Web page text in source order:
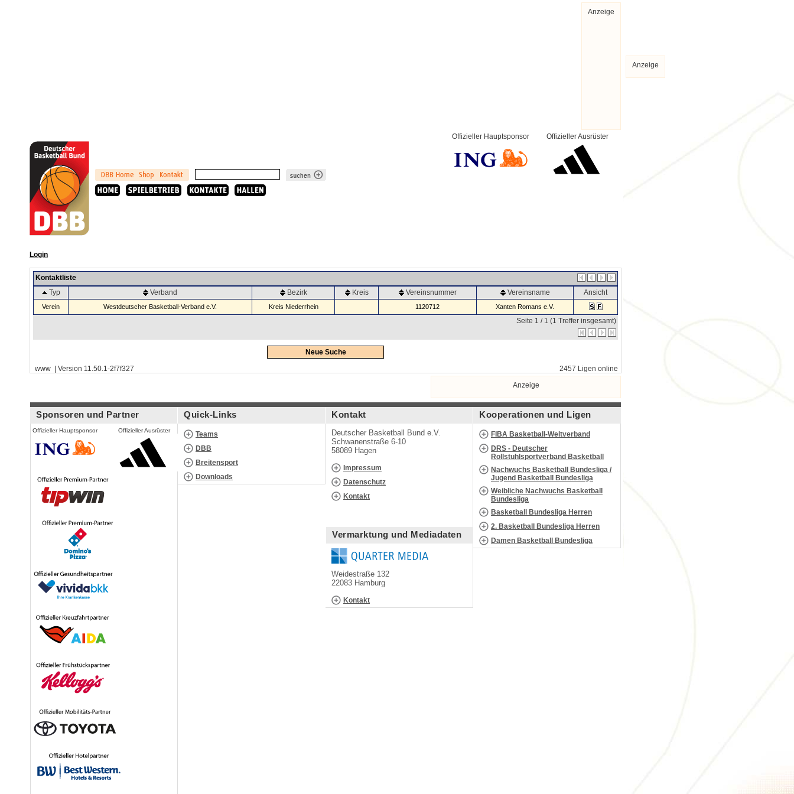
Anzeige
Offizieller Ausrüster
Offizieller Hauptsponsor
Login
Kontaktliste
Typ
Verband Bezirk Kreis Vereinsnummer Vereinsname Ansicht
Verein Westdeutscher Basketball-Verband e.V. Kreis Niederrhein 1120712 Xanten Romans e.V.
Seite 1 / 1 (1 Treffer insgesamt)
Neue Suche
www | Version 11.50.1-2f7f327
2457 Ligen online
Anzeige
Sponsoren und Partner
Offizieller Hauptsponsor Offizieller Ausrüster
Quick-Links
Teams
DBB
Breitensport
Downloads
Kontakt
Deutscher Basketball Bund e.V.
Schwanenstraße 6-10
58089 Hagen
Impressum
Datenschutz
Kontakt
Vermarktung und Mediadaten
Weidestraße 132
22083 Hamburg
Kontakt
Kooperationen und Ligen
FIBA Basketball-Weltverband
DRS - Deutscher
Rollstuhlsportverband Basketball
Nachwuchs Basketball Bundesliga /
Jugend Basketball Bundesliga
Weibliche Nachwuchs Basketball
Bundesliga
Basketball Bundesliga Herren
2. Basketball Bundesliga Herren
Damen Basketball Bundesliga
Anzeige